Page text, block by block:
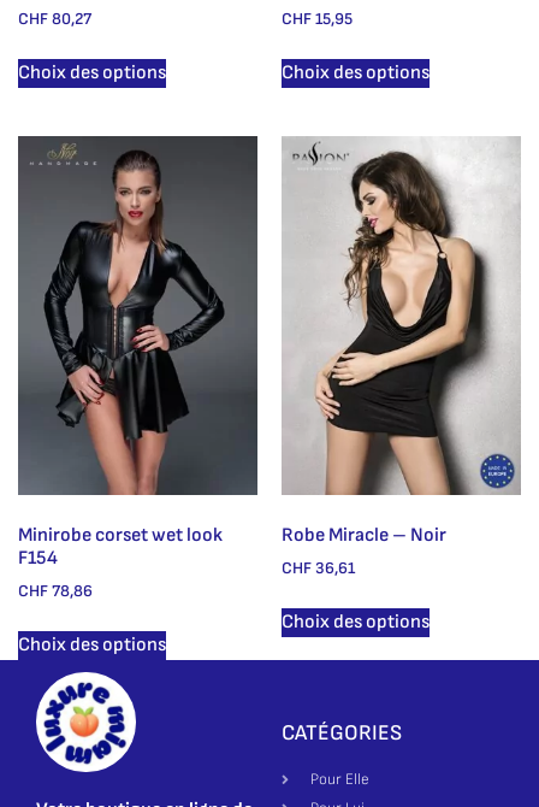
CHF80,27
Choix des options
CHF15,95
Choix des options
Minirobe corset wet look
F154
CHF78,86
Choix des options
Robe Miracle – Noir
CHF 36,61
Choix des options
CATÉGORIES
Pour Elle